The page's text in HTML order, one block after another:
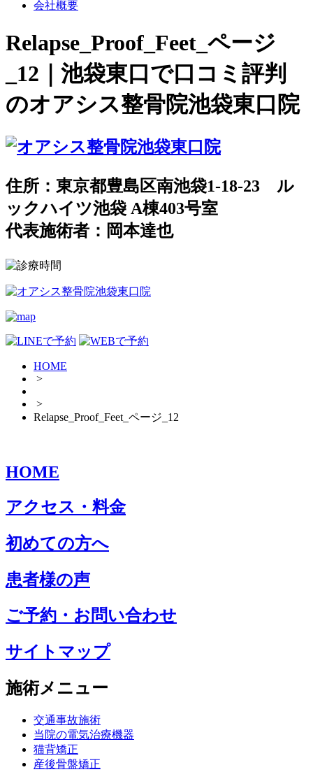
会社概要
Relapse_Proof_Feet_ページ
_12｜池袋東口で口コミ評判
のオアシス整骨院池袋東口院
住所：東京都豊島区南池袋1-18-23 ル
ックハイツ池袋 A棟403号室
代表施術者：岡本達也
HOME
>
>
Relapse_Proof_Feet_ページ_12
HOME
アクセス・料金
初めての方へ
患者様の声
ご予約・お問い合わせ
サイトマップ
施術メニュー
交通事故施術
当院の電気治療機器
猫背矯正
産後骨盤矯正